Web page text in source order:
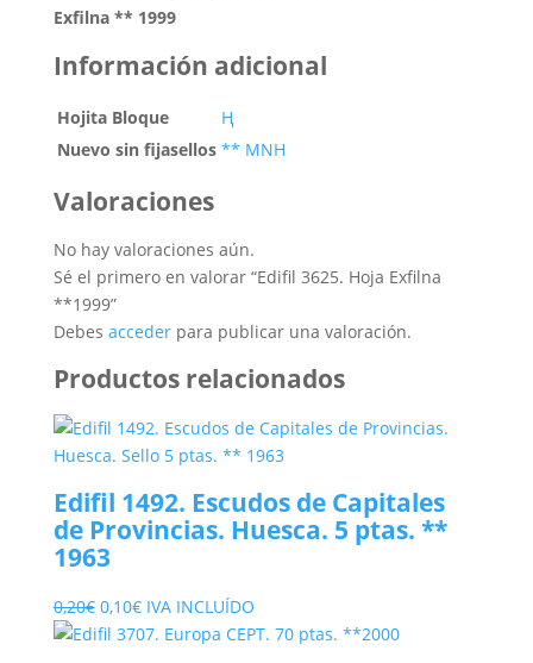
Exfilna ** 1999
Información adicional
Hojita Bloque
Ң
Nuevo sin fijasellos ** MNH
Valoraciones
No hay valoraciones aún.
Sé el primero en valorar “Edifil 3625. Hoja Exfilna
**1999”
Debes accederpara publicar una valoración.
Productos relacionados
Edifil 1492. Escudos de Capitales
de Provincias. Huesca. 5 ptas. **
1963
0,20€ El
precio
0,10€El
precio
IVA INCLUÍDO